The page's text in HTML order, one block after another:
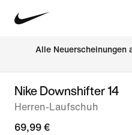
Alle Neuerscheinungen
Nike Downshifter 14
Herren-Laufschuh
69,99 €